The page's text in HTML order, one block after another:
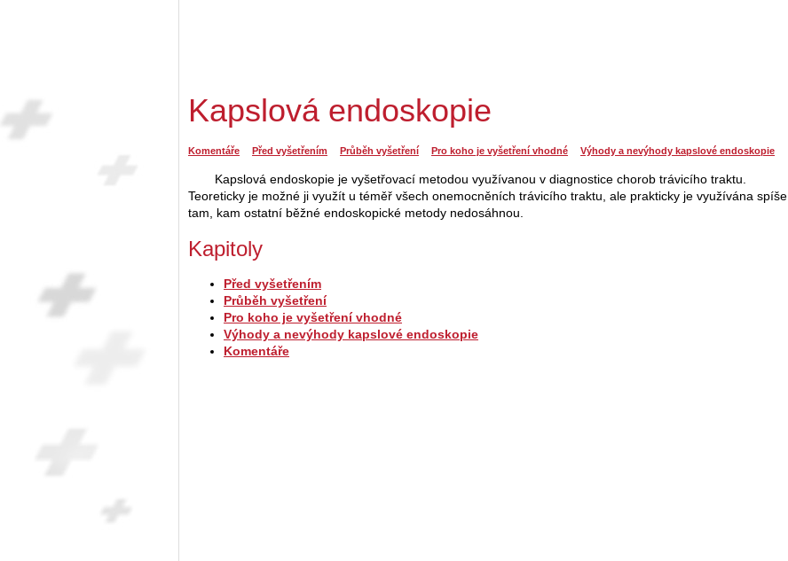
Kapslová endoskopie
Komentáře Před vyšetřením Průběh vyšetření Pro koho je vyšetření vhodné Výhody a nevýhody kapslové endoskopie
Kapslová endoskopie je vyšetřovací metodou využívanou v diagnostice chorob trávicího traktu.
Teoreticky je možné ji využít u téměř všech onemocněních trávicího traktu, ale prakticky je využívána spíše
tam, kam ostatní běžné endoskopické metody nedosáhnou.
Kapitoly
Před vyšetřením
Průběh vyšetření
Pro koho je vyšetření vhodné
Výhody a nevýhody kapslové endoskopie
Komentáře